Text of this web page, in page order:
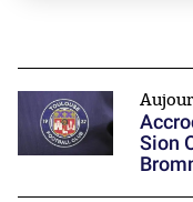
Sion